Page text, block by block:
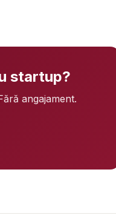
startup?
angajament.